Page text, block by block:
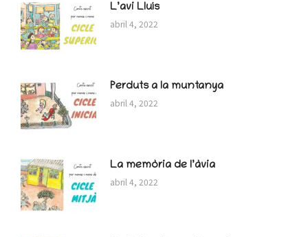
L’avi Lluís
abril 4, 2022
Perduts a la muntanya
abril 4, 2022
La memòria de l’àvia
abril 4, 2022